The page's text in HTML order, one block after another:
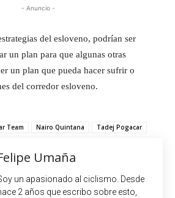
- Anuncio -
del esloveno, podrían ser
un plan para que algunas otras
un plan que pueda hacer sufrir o
del corredor esloveno.
Team Nairo Quintana Tadej Pogacar
Umaña
un apasionado al ciclismo. Desde
2 años que escribo sobre esto,